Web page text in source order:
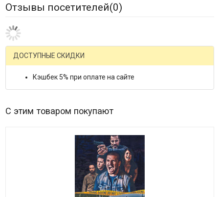
Отзывы посетителей(0)
ДОСТУПНЫЕ СКИДКИ
Кэшбек 5% при оплате на сайте
С этим товаром покупают